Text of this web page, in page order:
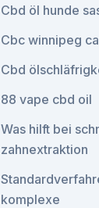
Cbd öl hunde
Cbc winnipeg
Cbd
88 vape cbd oil
Was hilft bei
zahnextraktion
komplexe